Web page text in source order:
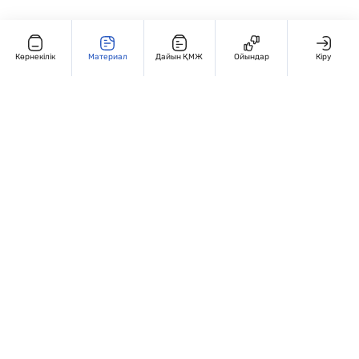
Көрнекілік Материал Дайын ҚМЖ Ойындар Кіру